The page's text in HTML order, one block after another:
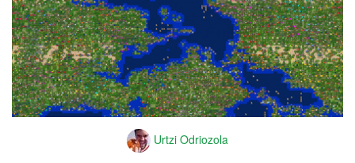
Urtzi Odriozola